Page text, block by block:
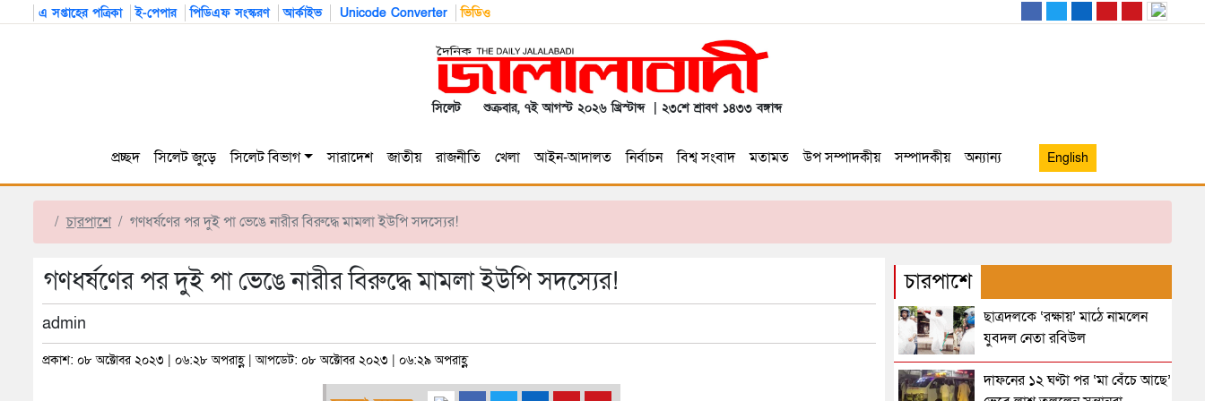
এ সপ্তাহের পত্রিকা ই-পেপার পিডিএফ সংস্করণ আর্কাইভ Unicode Converter ভিডিও
সিলেট শুক্রবার, ৭ই আগস্ট ২০২৬ খ্রিস্টাব্দ | ২৩শে শ্রাবণ ১৪৩৩ বঙ্গাব্দ
প্রচ্ছদ সিলেট জুড়ে সিলেট বিভাগ সারাদেশ জাতীয় রাজনীতি খেলা আইন-আদালত নির্বাচন বিশ্ব সংবাদ মতামত উপ সম্পাদকীয় সম্পাদকীয় অন্যান্য English
চারপাশে গণধর্ষণের পর দুই পা ভেঙে নারীর বিরুদ্ধে মামলা ইউপি সদস্যের!
গণধর্ষণের পর দুই পা ভেঙে নারীর বিরুদ্ধে মামলা ইউপি সদস্যের!
admin
প্রকাশ: ০৮ অক্টোবর ২০২৩ | ০৬:২৮ অপরাহ্ণ | আপডেট: ০৮ অক্টোবর ২০২৩ | ০৬:২৯ অপরাহ্ণ
চারপাশে
ছাত্রদলকে ‘রক্ষায়’ মাঠে নামলেন
যুবদল নেতা রবিউল
দাফনের ১২ ঘণ্টা পর ‘মা বেঁচে আছে’